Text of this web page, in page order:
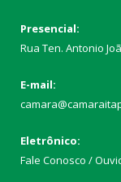
Presencial:
Rua Ten. Antonio
E-mail:
Eletrônico:
Fale Conosco /